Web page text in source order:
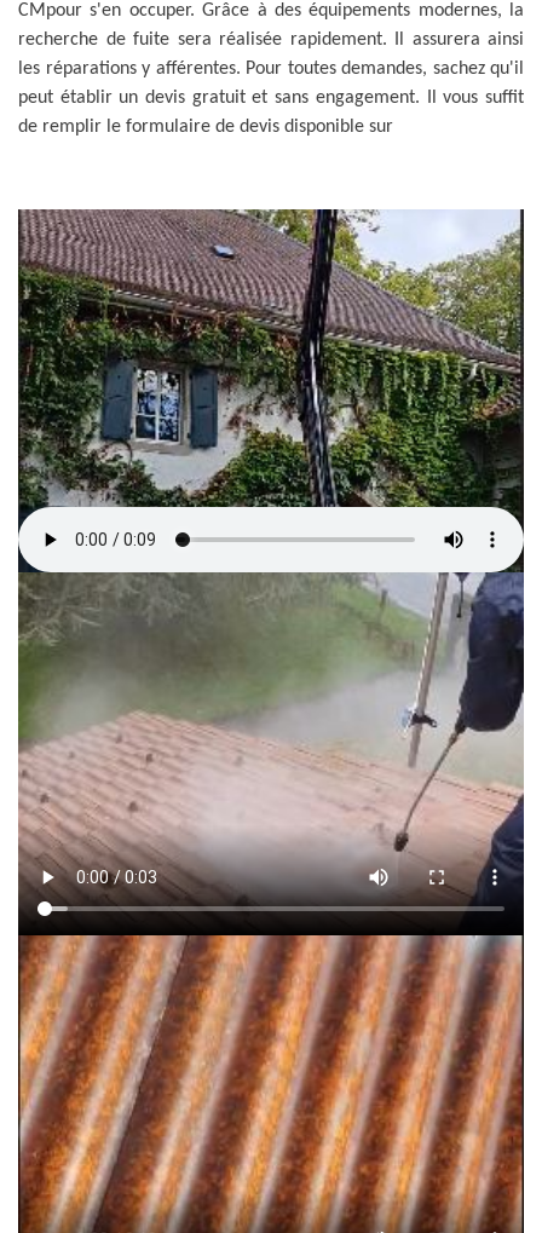
CMpour s'en occuper. Grâce à des équipements modernes, la
recherche de fuite sera réalisée rapidement. Il assurera ainsi
les réparations y afférentes. Pour toutes demandes, sachez qu'il
peut établir un devis gratuit et sans engagement. Il vous suffit
de remplir le formulaire de devis disponible sur